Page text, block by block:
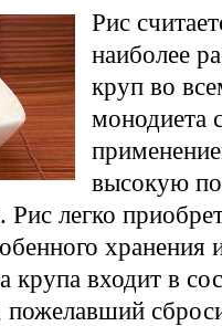
Рис
наиболее
круп во
монодиета
высокую
легко
хранения
крупа входит в
пожелавший